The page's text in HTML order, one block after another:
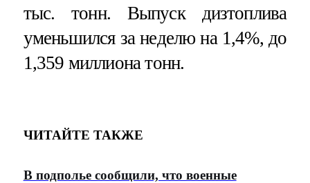
тыс. тонн. Выпуск дизтоплива
уменьшился за неделю на 1,4%, до
1,359 миллиона тонн.
ЧИТАЙТЕ ТАКЖЕ
В подполье сообщили, что военные